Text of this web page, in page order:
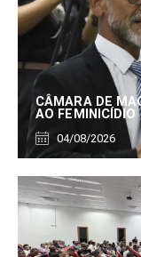
CÂMARA DE
AO FEMINICÍDIO
04/08/2026